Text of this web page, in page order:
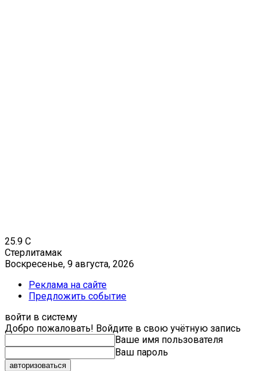
25.9 C
Стерлитамак
Воскресенье, 9 августа, 2026
Реклама на сайте
Предложить событие
войти в систему
Добро пожаловать! Войдите в свою учётную запись
Ваше имя пользователя
Ваш пароль